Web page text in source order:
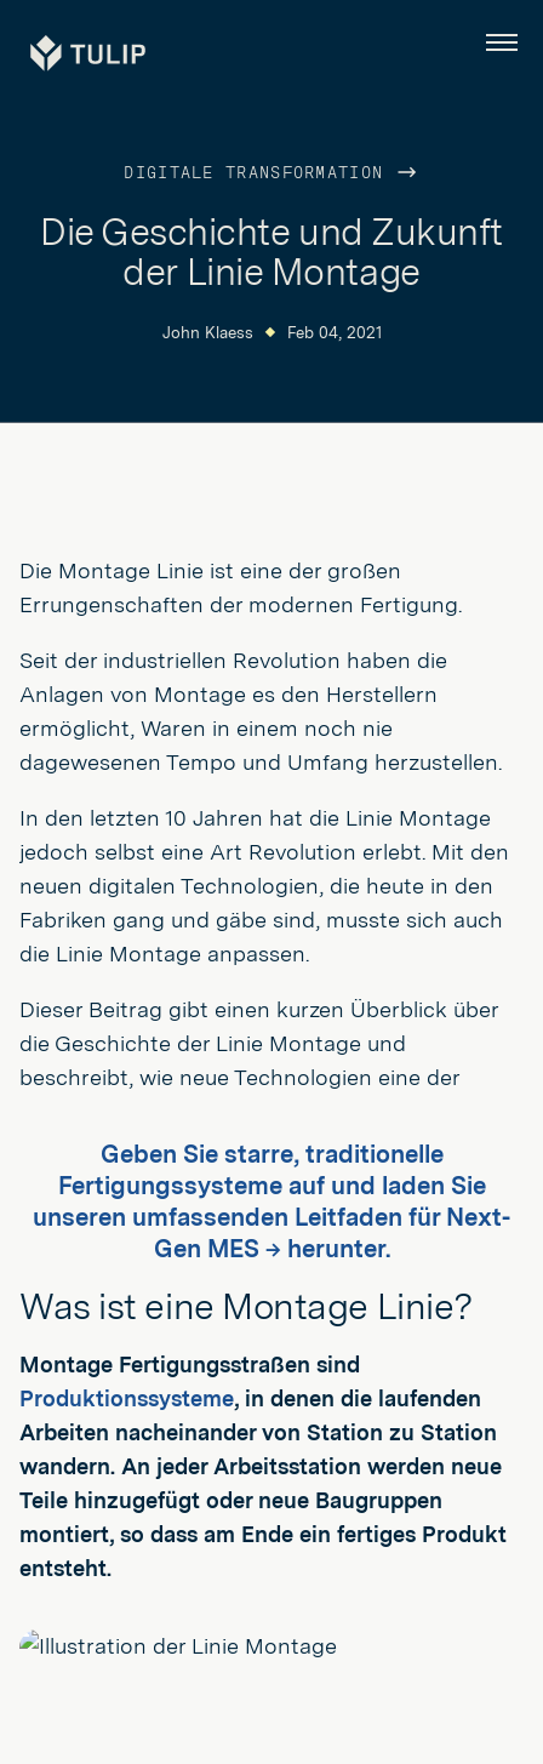
Tulip Menü
DIGITALE TRANSFORMATION
Die Geschichte und Zukunft
der Linie Montage
John Klaess Feb 04, 2021
Die Montage Linie ist eine der großen
Errungenschaften der modernen Fertigung.
Seit der industriellen Revolution haben die
Anlagen von Montage es den Herstellern
ermöglicht, Waren in einem noch nie
dagewesenen Tempo und Umfang herzustellen.
In den letzten 10 Jahren hat die Linie Montage
jedoch selbst eine Art Revolution erlebt. Mit den
neuen digitalen Technologien, die heute in den
Fabriken gang und gäbe sind, musste sich auch
die Linie Montage anpassen.
Dieser Beitrag gibt einen kurzen Überblick über
die Geschichte der Linie Montage und
beschreibt, wie neue Technologien eine der
Geben Sie starre, traditionelle
Fertigungssysteme auf und laden Sie
unseren umfassenden Leitfaden für Next-
Gen MES → herunter.
Was ist eine Montage Linie?
Montage Fertigungsstraßen sind
Produktionssysteme, in denen die laufenden
Arbeiten nacheinander von Station zu Station
wandern. An jeder Arbeitsstation werden neue
Teile hinzugefügt oder neue Baugruppen
montiert, so dass am Ende ein fertiges Produkt
entsteht.